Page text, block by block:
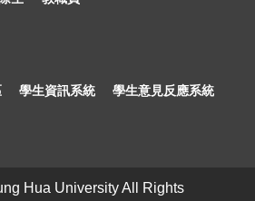
學生資訊系統 學生意見反應系統
Hua University All Rights